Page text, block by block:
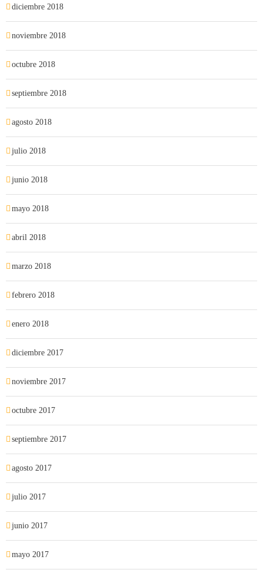
diciembre 2018
noviembre 2018
octubre 2018
septiembre 2018
agosto 2018
julio 2018
junio 2018
mayo 2018
abril 2018
marzo 2018
febrero 2018
enero 2018
diciembre 2017
noviembre 2017
octubre 2017
septiembre 2017
agosto 2017
julio 2017
junio 2017
mayo 2017